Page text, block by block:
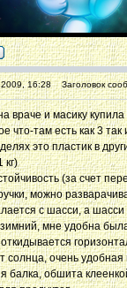
2009, 16:28 Заголовок
враче и масику
что-там есть как 3 так
это пластик в
кг)
(за счет
можно
с шасси, а шасси
зимний, мне удобна
солнца, очень
балка, обшита